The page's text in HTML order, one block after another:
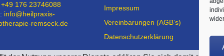
+49 176 23746088
info@heilpraxis-
remseck.de
Impressum
Vereinbarungen (AGB’s)
Datenschutzerklärung